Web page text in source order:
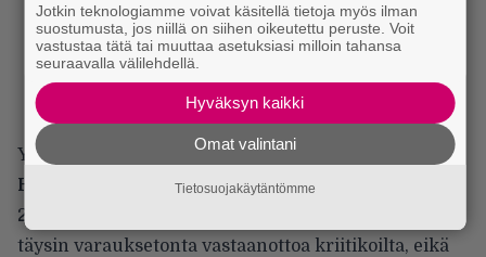
Yösyöttö perustuu kirjailija/toimittaja
Hietamiehen
samannimiseen romaaniin vuodelta
2010. Ilmeisen suosittu kirja ei saanut tuolloin
täysin varauksetonta vastaanottoa kriitikoilta, eikä
Jotkin teknologiamme voivat käsitellä tietoja myös ilman
suostumusta, jos niillä on siihen oikeutettu peruste. Voit
vastustaa tätä tai muuttaa asetuksiasi milloin tahansa
seuraavalla välilehdellä.
Hyväksyn kaikki
Omat valintani
Tietosuojakäytäntömme